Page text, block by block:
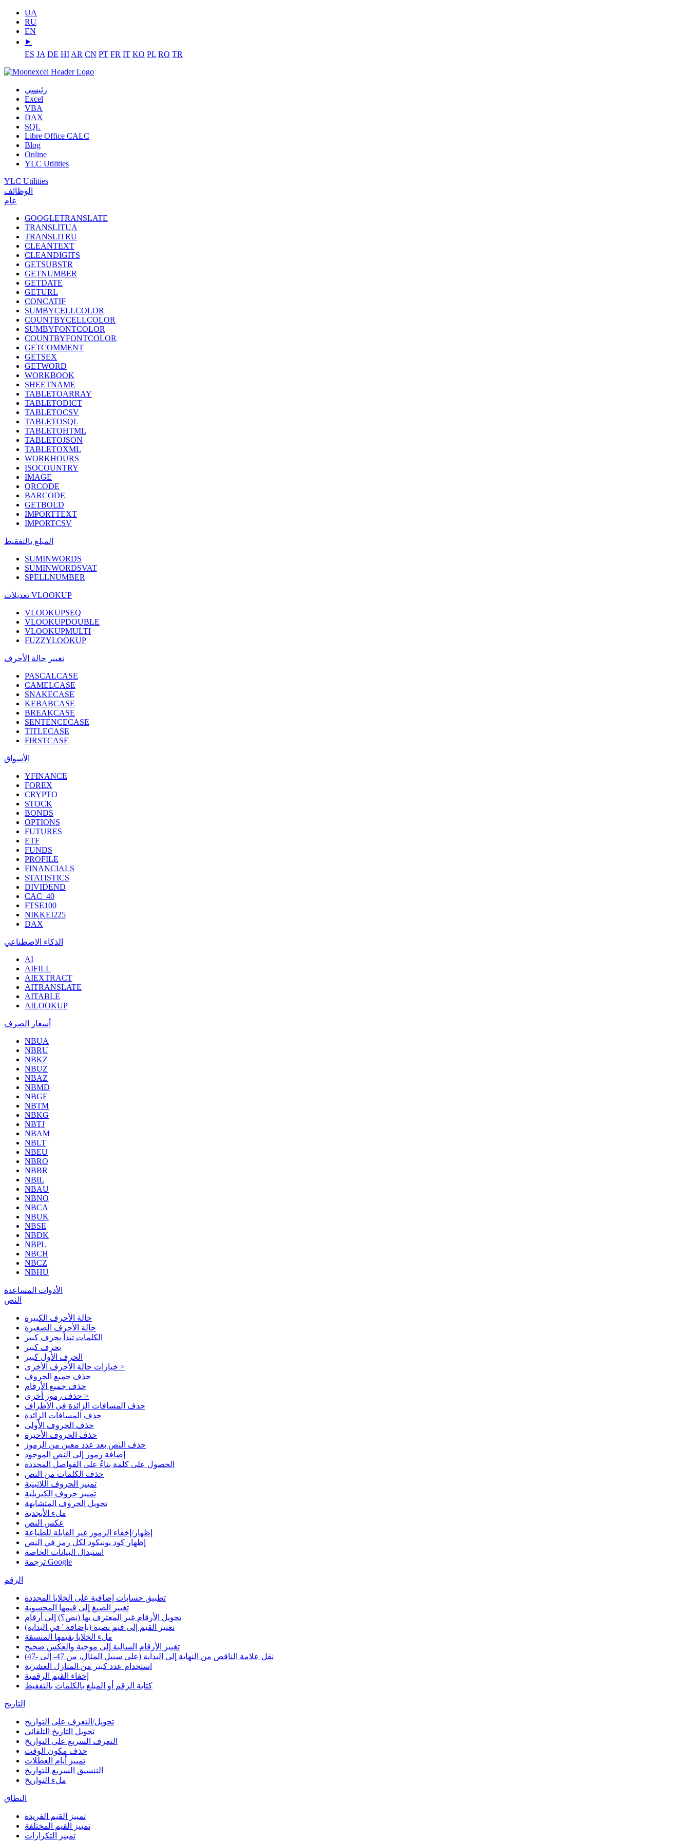
UA
RU
EN
⯈
ES JA DE HI AR CN PT FR IT KO PL RO TR
رئيسي
Excel
VBA
DAX
SQL
Libre Office CALC
Blog
Online
YLC Utilities
YLC Utilities
الوظائف
عام
GOOGLETRANSLATE
TRANSLITUA
TRANSLITRU
CLEANTEXT
CLEANDIGITS
GETSUBSTR
GETNUMBER
GETDATE
GETURL
CONCATIF
SUMBYCELLCOLOR
COUNTBYCELLCOLOR
SUMBYFONTCOLOR
COUNTBYFONTCOLOR
GETCOMMENT
GETSEX
GETWORD
WORKBOOK
SHEETNAME
TABLETOARRAY
TABLETODICT
TABLETOCSV
TABLETOSQL
TABLETOHTML
TABLETOJSON
TABLETOXML
WORKHOURS
ISOCOUNTRY
IMAGE
QRCODE
BARCODE
GETBOLD
IMPORTTEXT
IMPORTCSV
المبلغ بالتفقيط
SUMINWORDS
SUMINWORDSVAT
SPELLNUMBER
تعديلات VLOOKUP
VLOOKUPSEQ
VLOOKUPDOUBLE
VLOOKUPMULTI
FUZZYLOOKUP
تغيير حالة الأحرف
PASCALCASE
CAMELCASE
SNAKECASE
KEBABCASE
BREAKCASE
SENTENCECASE
TITLECASE
FIRSTCASE
الأسواق
YFINANCE
FOREX
CRYPTO
STOCK
BONDS
OPTIONS
FUTURES
ETF
FUNDS
PROFILE
FINANCIALS
STATISTICS
DIVIDEND
CAC_40
FTSE100
NIKKEI225
DAX
الذكاء الاصطناعي
AI
AIFILL
AIEXTRACT
AITRANSLATE
AITABLE
AILOOKUP
أسعار الصرف
NBUA
NBRU
NBKZ
NBUZ
NBAZ
NBMD
NBGE
NBTM
NBKG
NBTJ
NBAM
NBLT
NBEU
NBRO
NBBR
NBIL
NBAU
NBNO
NBCA
NBUK
NBSE
NBDK
NBPL
NBCH
NBCZ
NBHU
الأدوات المساعدة
النص
حالة الأحرف الكبيرة
حالة الأحرف الصغيرة
الكلمات تبدأ بحرف كبير
بحرف كبير
الحرف الأول كبير
خيارات حالة الأحرف الأخرى >
حذف جميع الحروف
حذف جميع الأرقام
حذف رموز أخرى >
حذف المسافات الزائدة في الأطراف
حذف المسافات الزائدة
حذف الحروف الأولى
حذف الحروف الأخيرة
حذف النص بعد عدد معين من الرموز
إضافة رموز إلى النص الموجود
الحصول على كلمة بناءً على الفواصل المحددة
حذف الكلمات من النص
تمييز الحروف اللاتينية
تمييز حروف الكيريلية
تحويل الحروف المتشابهة
ملء الأبجدية
عكس النص
إظهار/إخفاء الرموز غير القابلة للطباعة
إظهار كود يونيكود لكل رمز في النص
استبدال البيانات الخاصة
ترجمة Google
الرقم
تطبيق حسابات إضافية على الخلايا المحددة
تغيير الصيغ إلى قيمها المحسوبة
تحويل الأرقام غير المعترف بها (نص؟) إلى أرقام
تغيير القيم إلى قيم نصية (بإضافة ' في البداية)
ملء الخلايا بقيمها المنسقة
تغيير الأرقام السالبة إلى موجبة والعكس صحيح
نقل علامة الناقص من النهاية إلى البداية (على سبيل المثال، من 47- إلى -47)
استخدام عدد كبير من المنازل العشرية
إخفاء القيم الرقمية
كتابة الرقم أو المبلغ بالكلمات بالتفقيط
التاريخ
تحويل/التعرف على التواريخ
تحويل التاريخ التلقائي
التعرف السريع على التواريخ
حذف مكون الوقت
تمييز أيام العطلات
التنسيق السريع للتواريخ
ملء التواريخ
النطاق
تمييز القيم الفريدة
تمييز القيم المختلفة
تمييز التكرارات